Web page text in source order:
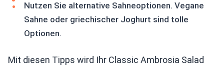
Nutzen Sie alternative Sahneoptionen. Vegane
Sahne oder griechischer Joghurt sind tolle
Optionen.
Mit diesen Tipps wird Ihr Classic Ambrosia Salad